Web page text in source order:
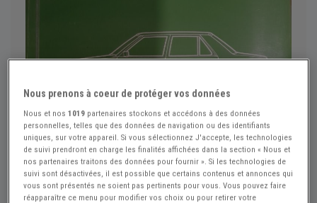
Nous prenons à coeur de protéger vos données
Nous et nos1019 partenaires stockons et accédons à des données
personnelles, telles que des données de navigation ou des identifiants
uniques, sur votre appareil. Si vous sélectionnez J'accepte, les technologies
de suivi prendront en charge les finalités affichées dans la section « Nous et
nos partenaires traitons des données pour fournir ». Si les technologies de
suivi sont désactivées, il est possible que certains contenus et annonces qui
vous sont présentés ne soient pas pertinents pour vous. Vous pouvez faire
réapparaître ce menu pour modifier vos choix ou pour retirer votre